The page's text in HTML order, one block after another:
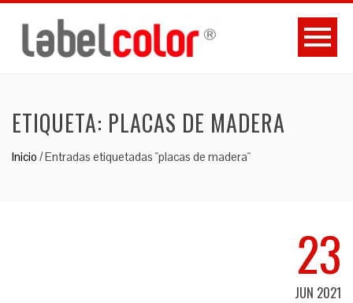
ETIQUETA: PLACAS DE MADERA
Inicio /Entradas etiquetadas "placas de madera"
23
JUN 2021